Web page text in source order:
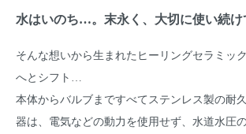
水はいのち…。末永く、大切に使い続
そんな想いから生まれたヒーリングセラミッ
へとシフト…
本体からバルブまですべてステンレス製の耐
器は、電気などの動力を使用せず、水道水圧